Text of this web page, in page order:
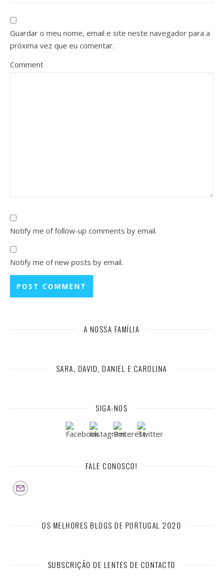
Guardar o meu nome, email e site neste navegador para a
próxima vez que eu comentar.
Comment
Notify me of follow-up comments by email.
Notify me of new posts by email.
A NOSSA FAMÍLIA
SARA, DAVID, DANIEL E CAROLINA
SIGA-NOS
FALE CONOSCO!
OS MELHORES BLOGS DE PORTUGAL 2020
SUBSCRIÇÃO DE LENTES DE CONTACTO